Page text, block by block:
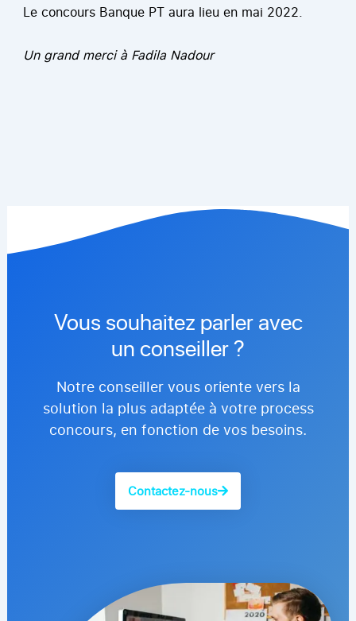
Le concours Banque PT aura lieu en mai 2022.
Un grand merci à Fadila Nadour
Vous souhaitez parler avec
un conseiller ?
Notre conseiller vous oriente vers la
solution la plus adaptée à votre process
concours, en fonction de vos besoins.​
Contactez-nous